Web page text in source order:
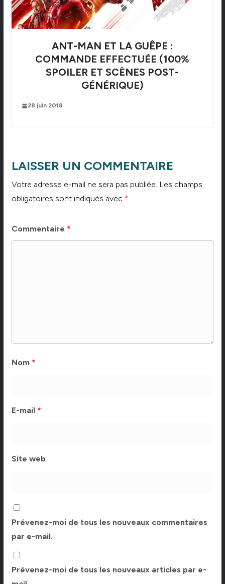
ANT-MAN ET LA GUÊPE :
COMMANDE EFFECTUÉE (100%
SPOILER ET SCÈNES POST-
GÉNÉRIQUE)
28 juin 2018
LAISSER UN COMMENTAIRE
Votre adresse e-mail ne sera pas publiée. Les champs
obligatoires sont indiqués avec *
Commentaire *
Nom *
E-mail *
Site web
Prévenez-moi de tous les nouveaux commentaires
par e-mail.
Prévenez-moi de tous les nouveaux articles par e-